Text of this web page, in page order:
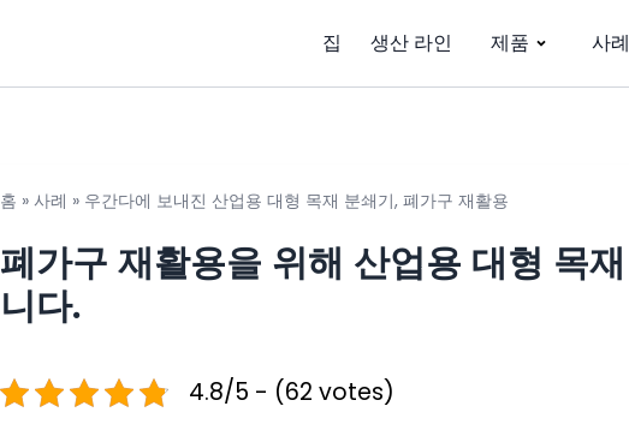
집 생산 라인 제품 사례
홈 » 사례 » 우간다에 보내진 산업용 대형 목재 분쇄기, 폐가구 재활용
폐가구 재활용을 위해 산업용 대형 목
니다.
4.8/5 - (62 votes)